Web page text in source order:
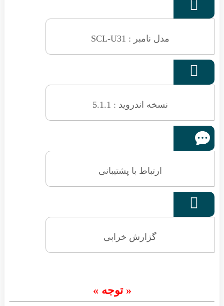

مدل نامبر : SCL-U31

نسخه اندروید : 5.1.1
ارتباط با پشتیبانی

گزارش خرابی
« توجه »